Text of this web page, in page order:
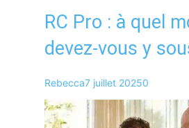
RC Pro : à quel
devez-vous y
Rebecca7 juillet 20250